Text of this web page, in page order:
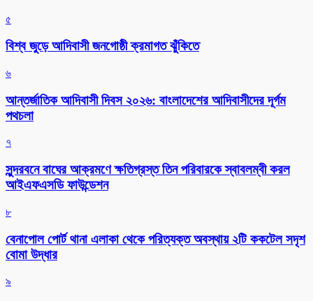
৫
বিশ্ব জুড়ে আদিবাসী জনগোষ্ঠী ক্রমাগত ঝুঁকিতে
৬
আন্তর্জাতিক আদিবাসী দিবস ২০২৬: বাংলাদেশের আদিবাসীদের দূর্গম
পথচলা
৭
সুন্দরবনে বাঘের আক্রমণে ক্ষতিগ্রস্ত তিন পরিবারকে স্বাবলম্বী করল
আইএফএসডি ফাউন্ডেশন
৮
বেনাপোল পোর্ট থানা এলাকা থেকে পরিত্যক্ত অবস্থায় ২টি ককটেল সদৃশ
বোমা উদ্ধার
৯